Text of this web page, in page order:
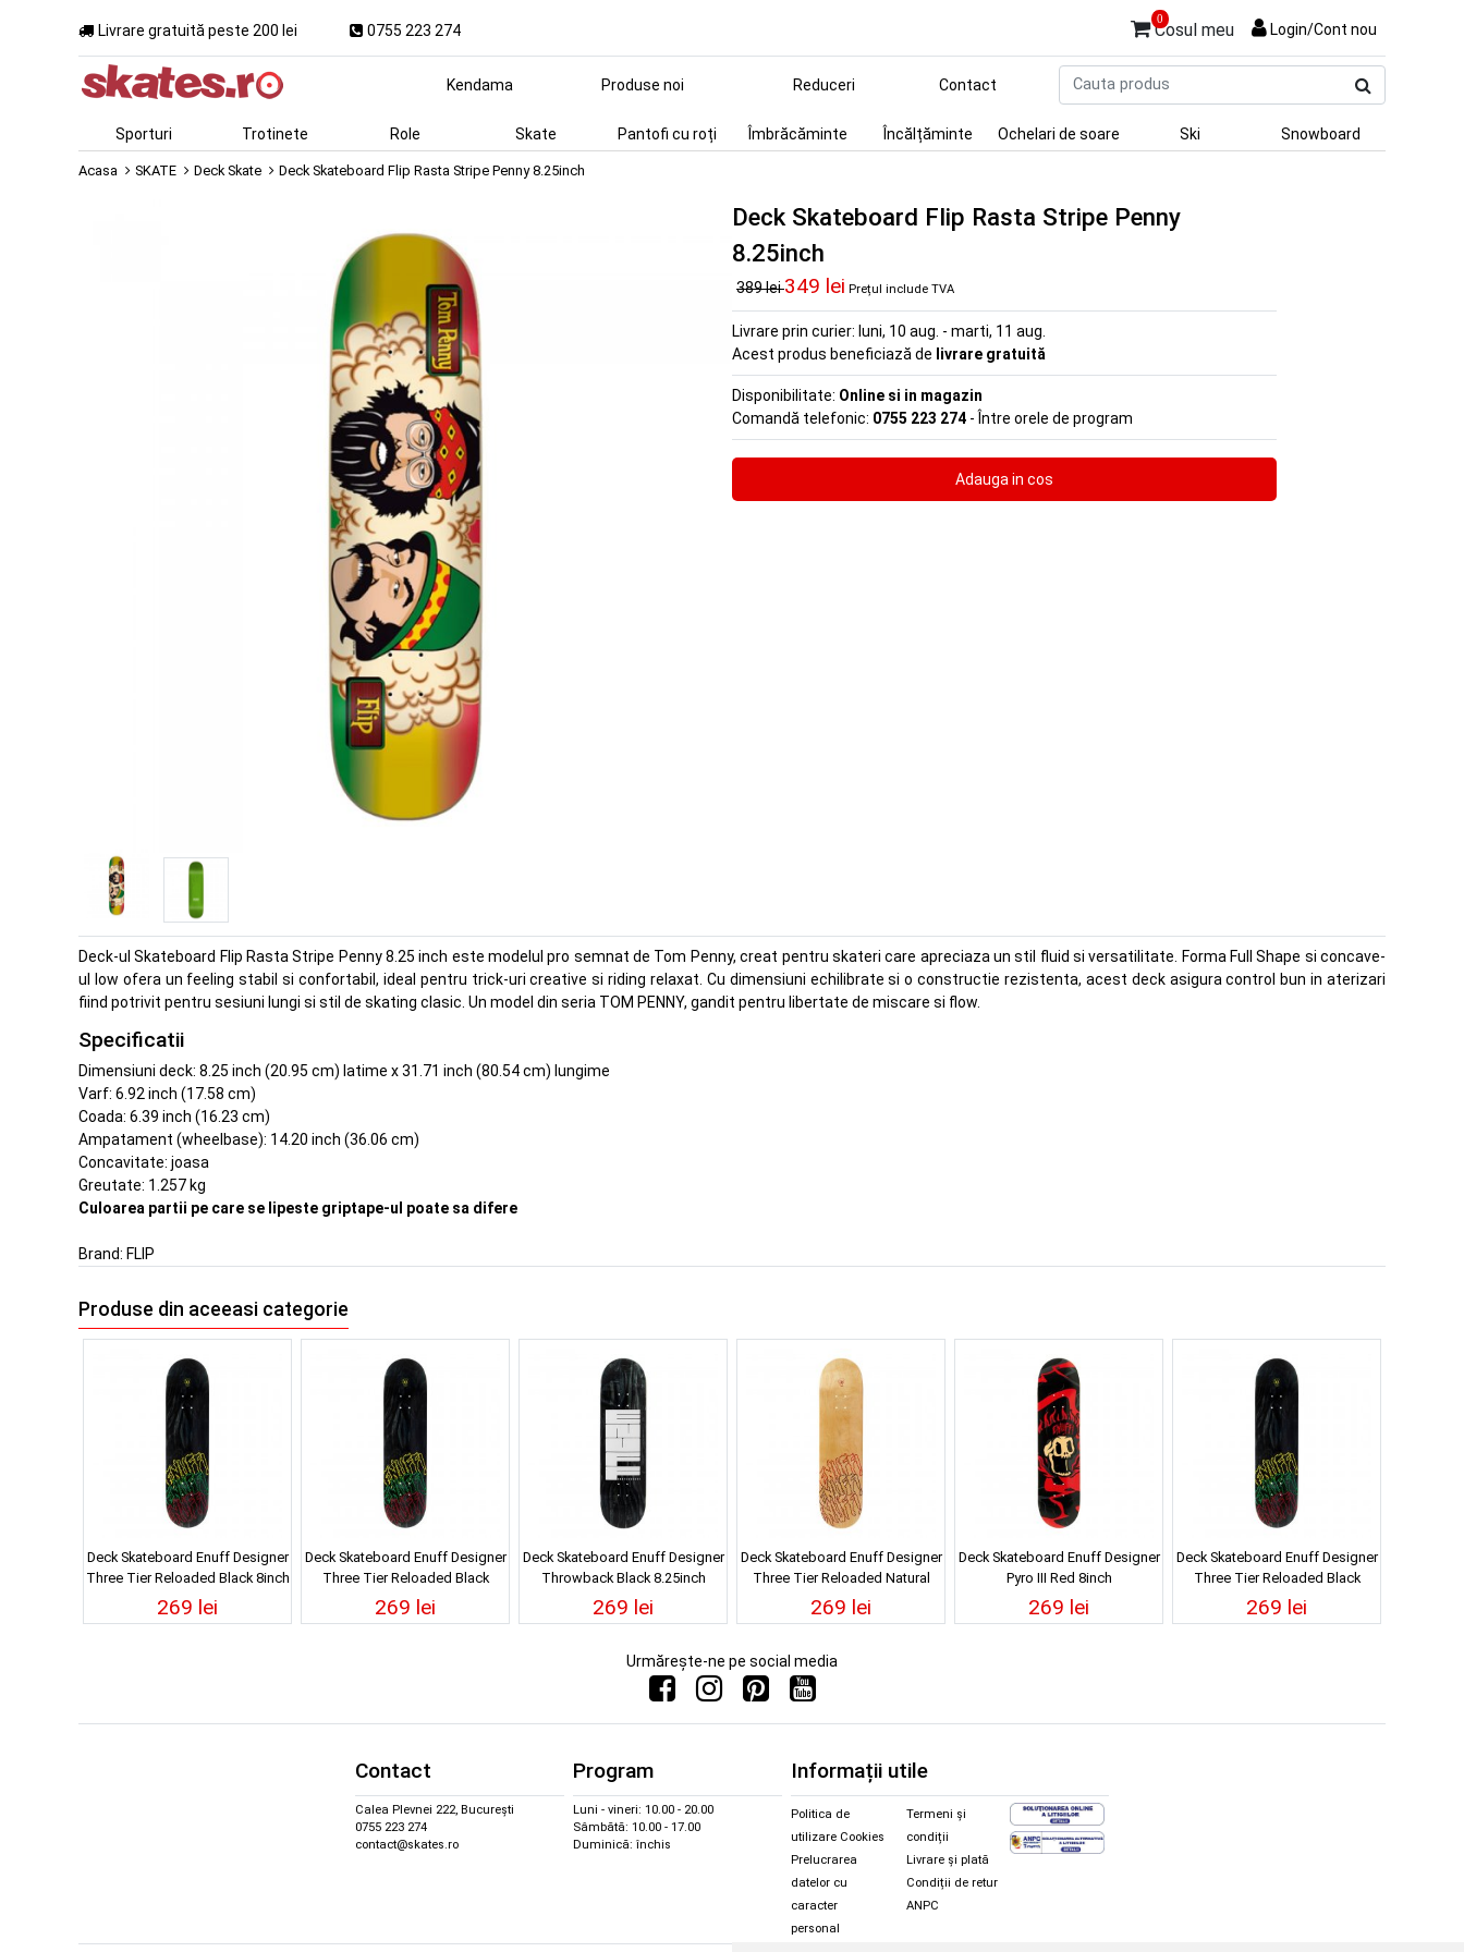
Livrare gratuită peste 200 lei 0755 223 274
0
Cosul meu Login/Cont nou
produs
Kendama Produse noi Reduceri Contact
Sporturi Trotinete Role Skate Pantofi cu roți Îmbrăcăminte Încălțăminte Ochelari de soare Ski Snowboard
Acasa SKATE Deck Skate Deck Skateboard Flip Rasta Stripe Penny 8.25inch
Deck Skateboard Flip Rasta Stripe Penny
8.25inch
389 lei349 lei Prețul include TVA
Livrare prin curier: luni, 10 aug. - marti, 11 aug.
Acest produs beneficiază de livrare gratuită
Disponibilitate: Online si in magazin
Comandă telefonic: 0755 223 274 - Între orele de program
Deck-ul Skateboard Flip Rasta Stripe Penny 8.25 inch este modelul pro semnat de Tom Penny, creat pentru skateri care apreciaza un stil fluid si versatilitate. Forma Full Shape si concave-
ul low ofera un feeling stabil si confortabil, ideal pentru trick-uri creative si riding relaxat. Cu dimensiuni echilibrate si o constructie rezistenta, acest deck asigura control bun in aterizari
fiind potrivit pentru sesiuni lungi si stil de skating clasic. Un model din seria TOM PENNY, gandit pentru libertate de miscare si flow.
Specificatii
Dimensiuni deck: 8.25 inch (20.95 cm) latime x 31.71 inch (80.54 cm) lungime
Varf: 6.92 inch (17.58 cm)
Coada: 6.39 inch (16.23 cm)
Ampatament (wheelbase): 14.20 inch (36.06 cm)
Concavitate: joasa
Greutate: 1.257 kg
Culoarea partii pe care se lipeste griptape-ul poate sa difere
Brand: FLIP
Produse din aceeasi categorie
Deck Skateboard Enuff Designer
Three Tier Reloaded Black 8inch
269 lei
Deck Skateboard Enuff Designer
Three Tier Reloaded Black
8.25inch
269 lei
Deck Skateboard Enuff Designer
Throwback Black 8.25inch
269 lei
Deck Skateboard Enuff Designer
Three Tier Reloaded Natural
8inch
269 lei
Deck Skateboard Enuff Designer
Pyro III Red 8inch
269 lei
Deck Skateboard Enuff Designer
Three Tier Reloaded Black
8.5inch
269 lei
Urmărește-ne pe social media
Contact
Calea Plevnei 222, București
0755 223 274
contact@skates.ro
Program
Luni - vineri: 10.00 - 20.00
Sâmbătă: 10.00 - 17.00
Duminică: închis
Informații utile
Politica de
utilizare Cookies
Prelucrarea
datelor cu
caracter
personal
Termeni și
condiții
Livrare și plată
Condiții de retur
ANPC